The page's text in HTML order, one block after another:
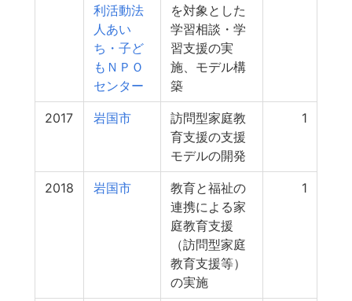
利活動法
人あい
ち・子ど
もＮＰＯ
センター
を対象とした
学習相談・学
習支援の実
施、モデル構
築
2017 岩国市
訪問型家庭教
育支援の支援
モデルの開発
1
2018 岩国市
教育と福祉の
連携による家
庭教育支援
（訪問型家庭
教育支援等）
の実施
1